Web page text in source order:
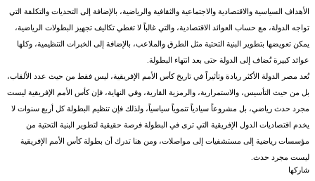
الأهداف السياسية والاقتصادية والاجتماعية والثقافية والرياضية، بالإضافة إلى التحديات والتكلفة التي
تواجه الدولة، مع حساب العوائد الاقتصادية، والتي غالباً لا تغطي تكاليف تجهيز البطولات الرياضية،
يمكن تعويضها بتطوير البنية التحتية مثل الطرق والملاعب، بالإضافة إلى الخبرات التنظيمية، وكلها
عوائد كبيرة تُضاف إلى الدولة حتى بعد انتهاء البطولة.
تُعد مصر الدولة الأكثر ريادة وتأثيراً في تاريخ كأس الأمم الإفريقية، ليس فقط من حيث عدد الألقاب،
بل من حيث التأسيس، والاستمرارية، والرمزية القارية، وفي النهاية، فإن كأس الأمم الإفريقية ليست
مجرد حدث رياضي، بل مشروعاً سيادياً تنموياً سياسياً، ولذلك فإن تنظيم البطولة كل أربع سنوات لا
يخدم اقتصاديات الدول الإفريقية التي ترى في البطولة فرصة حقيقية لتطوير البنية التحتية من
مؤسسات رياضية إلى مستشفيات إلى مواصلات، ومن هنا تدرك أن بطولة كأس الأمم الإفريقية
ليست مجرد حدث.
شاركها